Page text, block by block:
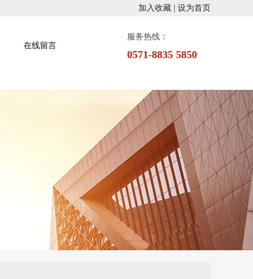
加入收藏 | 设为首页
服务热线：
0571-8835 5850
在线留言